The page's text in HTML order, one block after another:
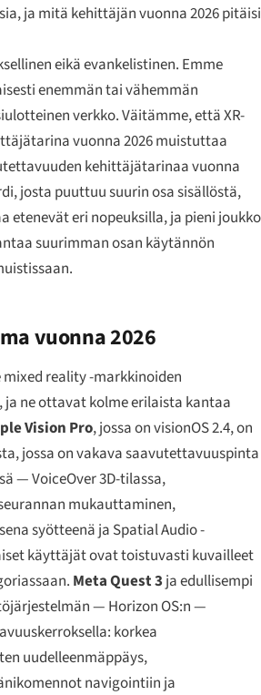
ja mitä kehittäjän vuonna 2026 pitäisi
eikä evankelistinen. Emme
enemmän tai vähemmän
verkko. Väitämme, että XR-
vuonna 2026 muistuttaa
kehittäjätarinaa vuonna
josta puuttuu suurin osa sisällöstä,
etenevät eri nopeuksilla, ja pieni joukko
suurimman osan käytännön
vuonna 2026
reality -markkinoiden
ne ottavat kolme erilaista kantaa
Vision Pro, jossa on visionOS 2.4, on
jossa on vakava saavutettavuuspinta
— VoiceOver 3D-tilassa,
mukauttaminen,
syötteenä ja Spatial Audio -
käyttäjät ovat toistuvasti kuvailleet
Meta Quest 3 ja edullisempi
— Horizon OS:n —
korkea
uudelleenmäppäys,
navigointiin ja